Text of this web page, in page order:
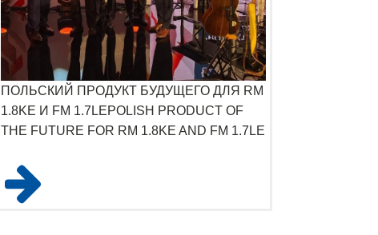
ПОЛЬСКИЙ ПРОДУКТ БУДУЩЕГО ДЛЯ RM
1.8KE И FM 1.7LEPOLISH PRODUCT OF
THE FUTURE FOR RM 1.8KE AND FM 1.7LE